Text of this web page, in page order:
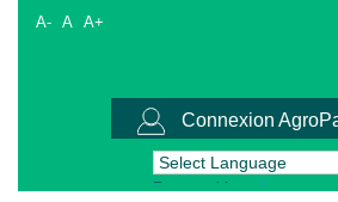
A- A A+
Connexion
Powered by